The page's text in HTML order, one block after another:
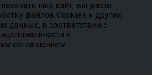
наш сайт, вы даете
файлов Cookies и других
данных, в соответствии с
и
соглашением